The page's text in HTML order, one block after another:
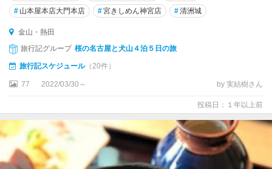
# 山本屋本店大門本店 #宮きしめん神宮店 #清洲城
金山・熱田
旅行記グループ 桜の名古屋と犬山４泊５日の旅
旅行記スケジュール（20件）
77 2022/03/30～ by 実結樹さん
投稿日：１年以上前